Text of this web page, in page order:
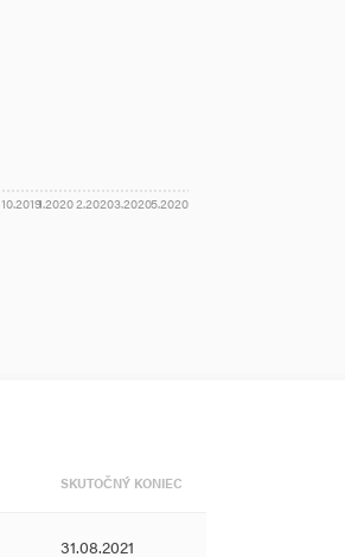
10.20191.20202.20203.20205.2020
SKUTOČNÝ KONIEC
31.08.2021